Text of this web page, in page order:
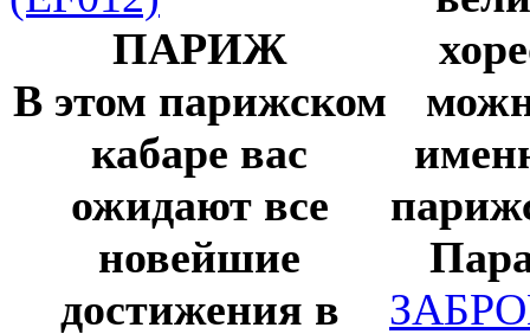
ПАРИЖ
В этом парижском
кабаре вас
ожидают все
новейшие
достижения в